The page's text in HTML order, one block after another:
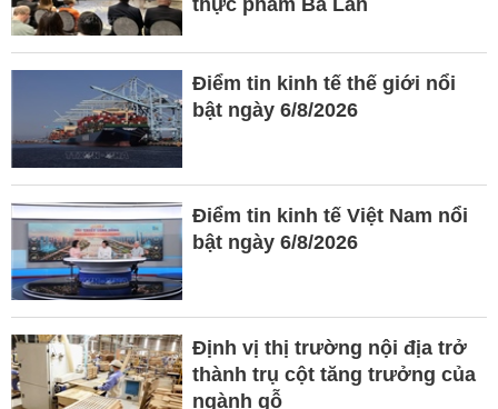
thực phẩm Ba Lan
Điểm tin kinh tế thế giới nổi
bật ngày 6/8/2026
Điểm tin kinh tế Việt Nam nổi
bật ngày 6/8/2026
Định vị thị trường nội địa trở
thành trụ cột tăng trưởng của
ngành gỗ